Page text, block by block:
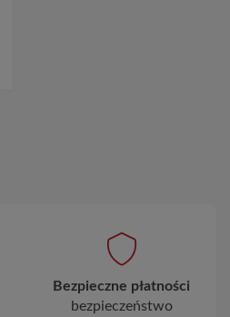
Bezpieczne płatności
bezpieczeństwo